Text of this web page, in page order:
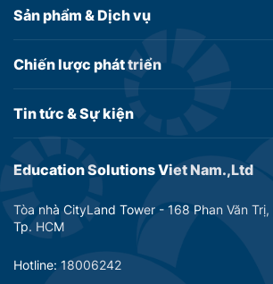
Education Solutions Viet Nam.,Ltd
Tòa nhà CityLand Tower - 168 Phan Văn
Tp. HCM
Hotline: 18006242
Sản phẩm &Dịch vụ
Chiến lược phát triển
Tin tức &Sự kiện